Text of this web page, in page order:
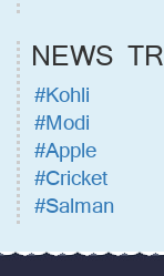
NEWS
#Kohli
#Modi
#Apple
#Cricket
#Salman